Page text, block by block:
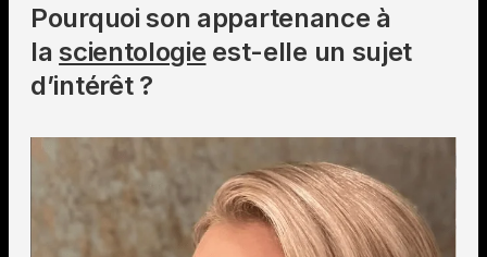
Pourquoi son appartenance à
lascientologie est-elle un sujet
d’intérêt ?